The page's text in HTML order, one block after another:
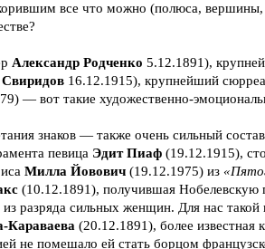
все что можно (полюса, вершины,
Александр Родченко 5.12.1891),
Свиридов 16.12.1915), крупнейший
— вот такие художественно-
знаков — также очень сильный
певица Эдит Пиаф (19.12.1915),
Милла Йовович (19.12.1975) из
(10.12.1891), получившая Нобелевскую
из разряда сильных женщин. Для нас
Караваева (20.12.1891), более известная
не помешало ей стать борцом